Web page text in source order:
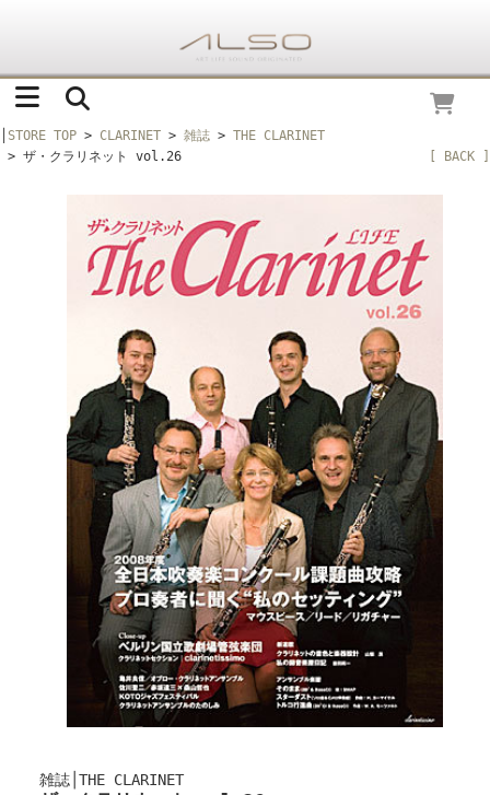
STORE TOP > CLARINET > 雑誌 > THE CLARINET
> ザ・クラリネット vol.26
[ BACK ]
雑誌│THE CLARINET